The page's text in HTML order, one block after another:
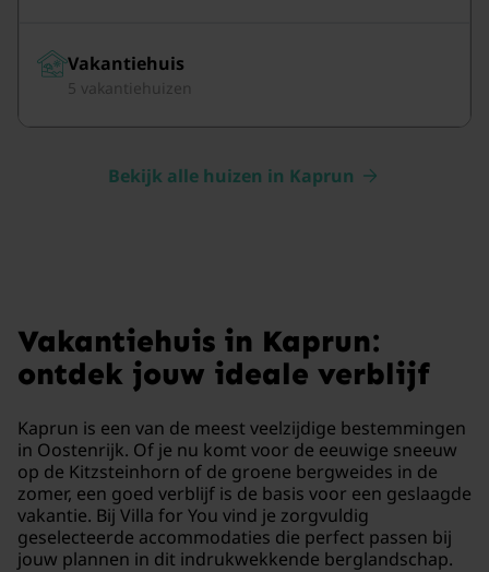
Vakantiehuis
5 vakantiehuizen
Bekijk alle huizen in Kaprun
Vakantiehuis in Kaprun:
ontdek jouw ideale verblijf
Kaprun is een van de meest veelzijdige bestemmingen
in Oostenrijk. Of je nu komt voor de eeuwige sneeuw
op de Kitzsteinhorn of de groene bergweides in de
zomer, een goed verblijf is de basis voor een geslaagde
vakantie. Bij Villa for You vind je zorgvuldig
geselecteerde accommodaties die perfect passen bij
jouw plannen in dit indrukwekkende berglandschap.